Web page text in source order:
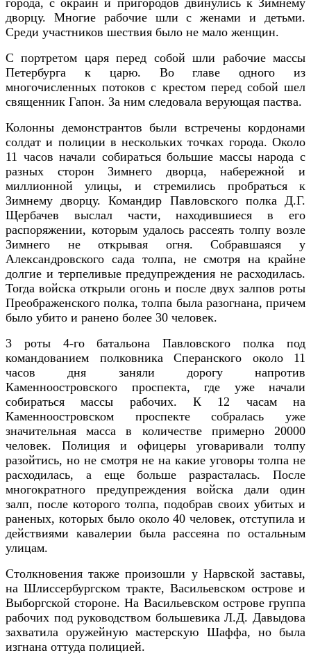
города, с окраин и пригородов двинулись к Зимнему
дворцу. Многие рабочие шли с женами и детьми.
Среди участников шествия было не мало женщин.
С портретом царя перед собой шли рабочие массы
Петербурга к царю. Во главе одного из
многочисленных потоков с крестом перед собой шел
священник Гапон. За ним следовала верующая паства.
Колонны демонстрантов были встречены кордонами
солдат и полиции в нескольких точках города. Около
11 часов начали собираться большие массы народа с
разных сторон Зимнего дворца, набережной и
миллионной улицы, и стремились пробраться к
Зимнему дворцу. Командир Павловского полка Д.Г.
Щербачев выслал части, находившиеся в его
распоряжении, которым удалось рассеять толпу возле
Зимнего не открывая огня. Собравшаяся у
Александровского сада толпа, не смотря на крайне
долгие и терпеливые предупреждения не расходилась.
Тогда войска открыли огонь и после двух залпов роты
Преображенского полка, толпа была разогнана, причем
было убито и ранено более 30 человек.
3 роты 4-го батальона Павловского полка под
командованием полковника Сперанского около 11
часов дня заняли дорогу напротив
Каменноостровского проспекта, где уже начали
собираться массы рабочих. К 12 часам на
Каменноостровском проспекте собралась уже
значительная масса в количестве примерно 20000
человек. Полиция и офицеры уговаривали толпу
разойтись, но не смотря не на какие уговоры толпа не
расходилась, а еще больше разрасталась. После
многократного предупреждения войска дали один
залп, после которого толпа, подобрав своих убитых и
раненых, которых было около 40 человек, отступила и
действиями кавалерии была рассеяна по остальным
улицам.
Столкновения также произошли у Нарвской заставы,
на Шлиссербургском тракте, Васильевском острове и
Выборгской стороне. На Васильевском острове группа
рабочих под руководством большевика Л.Д. Давыдова
захватила оружейную мастерскую Шаффа, но была
изгнана оттуда полицией.